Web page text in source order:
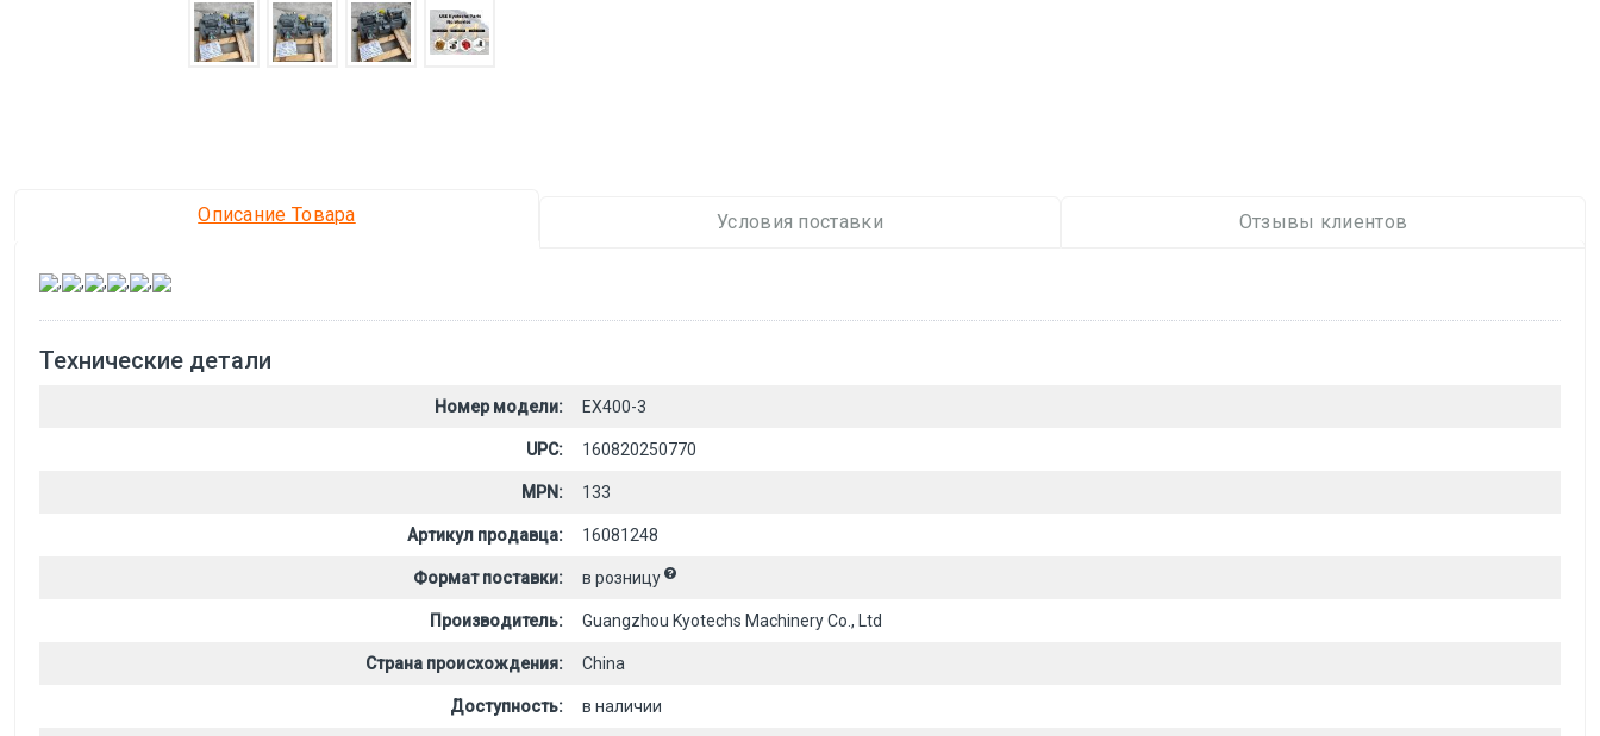
Описание Товара Условия поставки Отзывы клиентов
, , , , ,
Технические детали
Номер модели: EX400-3
UPC: 160820250770
MPN: 133
Артикул продавца: 16081248
Формат поставки: в розницу
Производитель: Guangzhou Kyotechs Machinery Co., Ltd
Страна происхождения: China
Доступность: в наличии